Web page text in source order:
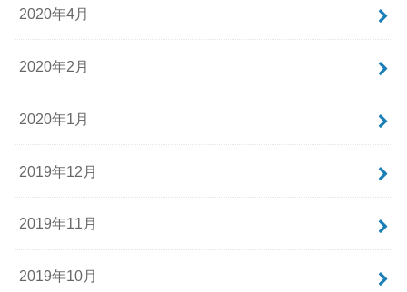
2020年4月
2020年2月
2020年1月
2019年12月
2019年11月
2019年10月